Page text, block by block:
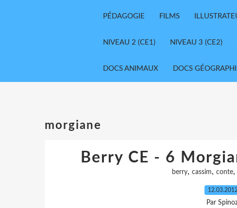
PÉDAGOGIE FILMS
NIVEAU 2 (CE1) NIVEAU 3 (CE2)
DOCS ANIMAUX DOCS
morgiane
Berry CE - 6
berry, cassim, conte,
12.03.2012
Par